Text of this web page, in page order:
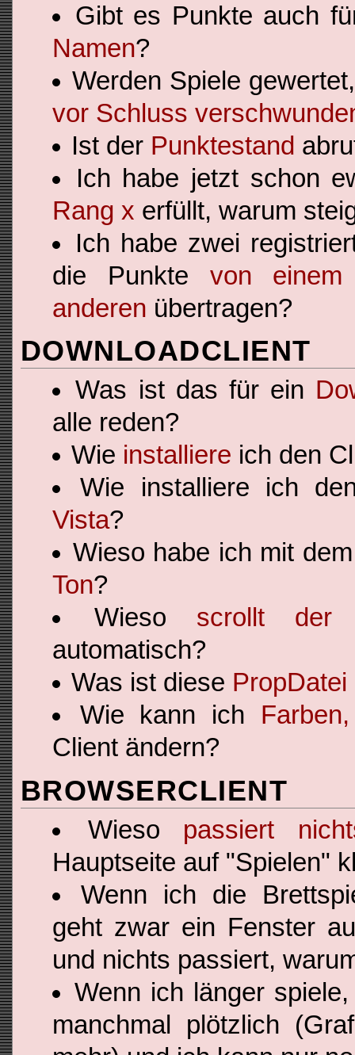
Gibt es Punkte auch
Namen?
Werden Spiele
vor Schluss
Ist der Punktestand
Ich habe jetzt schon
Rang x erfüllt, warum
Ich habe zwei
die Punkte von
anderen übertragen?
DOWNLOADCLIENT
Was ist das für ein
alle reden?
Wie installiere ich den
Wie installiere ich
Vista?
Wieso habe ich mit
Ton?
Wieso scrollt der
automatisch?
Was ist diese PropDatei
Wie kann ich
Client ändern?
BROWSERCLIENT
Wieso passiert
Hauptseite auf "Spielen"
Wenn ich die
geht zwar ein Fenster
und nichts passiert,
Wenn ich länger
manchmal plötzlich